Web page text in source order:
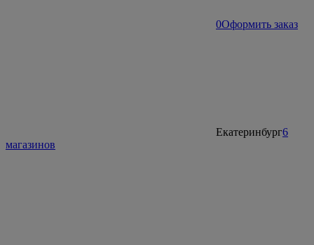
0Оформить заказ
Екатеринбург6
магазинов